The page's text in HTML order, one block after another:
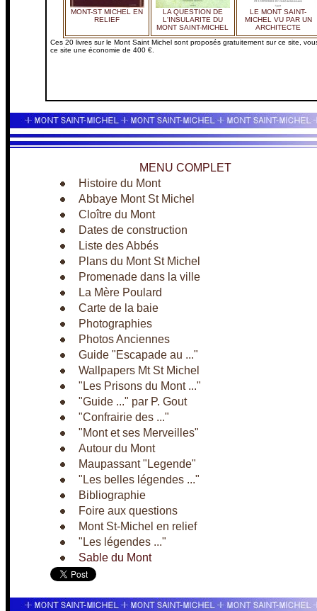
MONT-ST MICHEL EN
RELIEF
LA QUESTION DE
L'INSULARITE DU
MONT SAINT-MICHEL
LE MONT SAINT-
MICHEL VU PAR UN
ARCHITECTE
Ces 20 livres sur le Mont Saint Michel sont proposés gratuitement sur ce site,
ce site une économie de 400 €.
MENU COMPLET
Histoire du Mont
Abbaye Mont St Michel
Cloître du Mont
Dates de construction
Liste des Abbés
Plans du Mont St Michel
Promenade dans la ville
La Mère Poulard
Carte de la baie
Photographies
Photos Anciennes
Guide "Escapade au ..."
Wallpapers Mt St Michel
"Les Prisons du Mont ..."
"Guide ..." par P. Gout
"Confrairie des ..."
"Mont et ses Merveilles"
Autour du Mont
Maupassant "Legende"
"Les belles légendes ..."
Bibliographie
Foire aux questions
Mont St-Michel en relief
"Les légendes ..."
Sable du Mont